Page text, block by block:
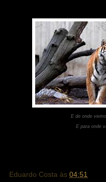
E de onde
E para onde
Eduardo Costa às 04:51